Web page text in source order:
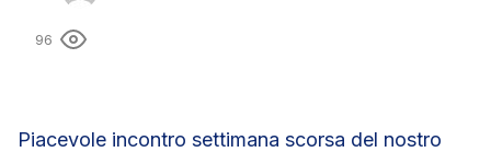
96
Piacevole incontro settimana scorsa del nostro